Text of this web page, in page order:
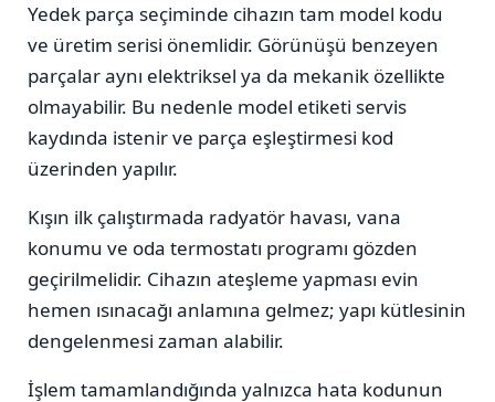
Yedek parça seçiminde cihazın tam model kodu
ve üretim serisi önemlidir. Görünüşü benzeyen
parçalar aynı elektriksel ya da mekanik özellikte
olmayabilir. Bu nedenle model etiketi servis
kaydında istenir ve parça eşleştirmesi kod
üzerinden yapılır.
Kışın ilk çalıştırmada radyatör havası, vana
konumu ve oda termostatı programı gözden
geçirilmelidir. Cihazın ateşleme yapması evin
hemen ısınacağı anlamına gelmez; yapı kütlesinin
dengelenmesi zaman alabilir.
İşlem tamamlandığında yalnızca hata kodunun